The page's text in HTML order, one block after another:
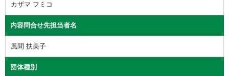
カザマ フミコ
内容問合せ先担当者名
風間 扶美子
団体種別